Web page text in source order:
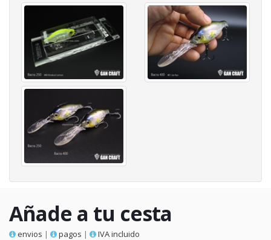
Añade a tu cesta
envios | pagos | IVA incluido